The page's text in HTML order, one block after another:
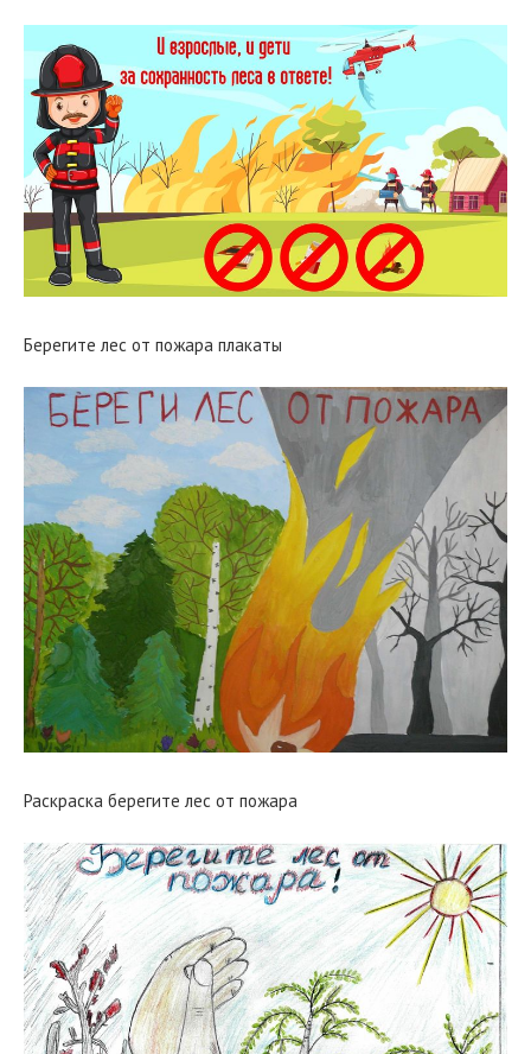
Берегите лес от пожара плакаты
Раскраска берегите лес от пожара